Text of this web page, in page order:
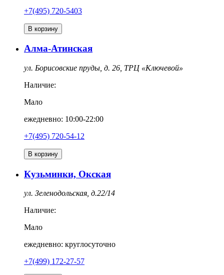
+7(495) 720-5403
В корзину
Алма-Атинская
ул. Борисовские пруды, д. 26, ТРЦ «Ключевой»
Наличие:
Мало
ежедневно: 10:00-22:00
+7(495) 720-54-12
В корзину
Кузьминки, Окская
ул. Зеленодольская, д.22/14
Наличие:
Мало
ежедневно: круглосуточно
+7(499) 172-27-57